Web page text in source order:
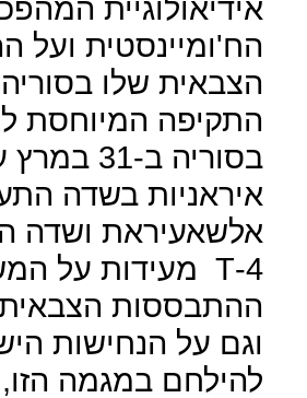
אידיאולוגיית
הח'ומיינסטית ועל
הצבאית שלו
התקיפה המיוחסת
בסוריה ב-
איראניות בשדה
אלשאעיראת ושדה
4-
T מעידות על
ההתבססות הצבאית
וגם על הנחישות
להילחם במגמה